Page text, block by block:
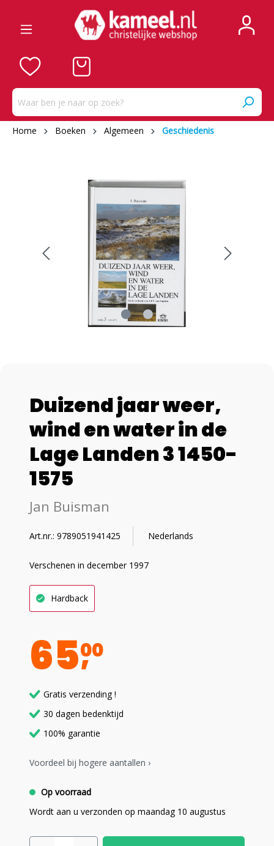
Home Boeken Algemeen Geschiedenis
Duizend jaar weer,
wind en water in de
Lage Landen 3 1450-
1575
Jan Buisman
Art.nr.: 9789051941425 Nederlands
Verschenen in december 1997
Hardback
6500
Gratis verzending !
30 dagen bedenktijd
100% garantie
Voordeel bij hogere aantallen ›
Op voorraad
Wordt aan u verzonden op maandag 10 augustus